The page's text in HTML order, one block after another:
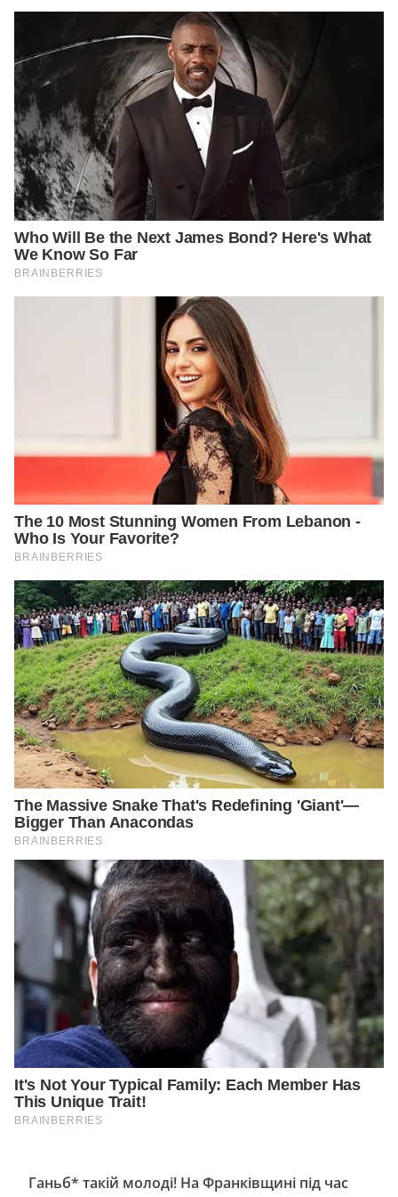
Ганьб* такій молоді! На Франківщині під час